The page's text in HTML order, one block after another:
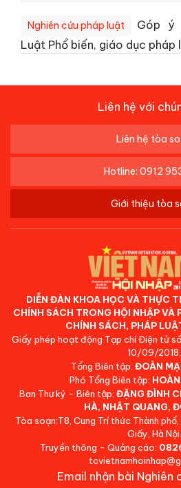
Nghiên cứu pháp luật
Góp ý
Luật Phổ biến, giáo dục
Liên hệ với
Liên hệ tòa
Hotline: 0912
Giới thiệu tòa
DIỄN ĐÀN KHOA HỌC VÀ THỰC
CHÍNH SÁCH TRONG HỘI NHẬP VÀ
CHÍNH SÁCH, PHÁP
Giấy phép hoạt động Tạp chí Điện tử
10/09/2018.
Tổng Biên tập: ĐOÀN
Phó Tổng Biên tập:
Ban Thư ký - Biên tập: ĐẶNG ĐÌNH
HÀ, NHẬT QUANG,
Tòa soạn:T8, Cung Trí thức Thành
Giấy, Hà Nội.
Truyền thông - Quảng cáo:
Email nhận bài Nghiên